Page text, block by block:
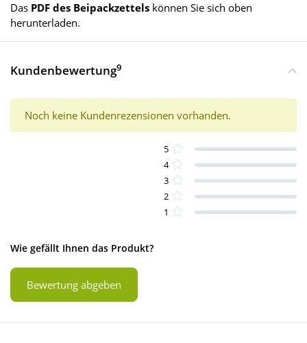
Das PDF des Beipackzettels können Sie sich oben
herunterladen.
Kundenbewertung9
Noch keine Kundenrezensionen vorhanden.
5
4
3
2
1
Wie gefällt Ihnen das Produkt?
Bewertung abgeben